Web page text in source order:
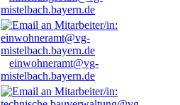
mistelbach.bayern.de
einwohneramt@vg-
mistelbach.bayern.de